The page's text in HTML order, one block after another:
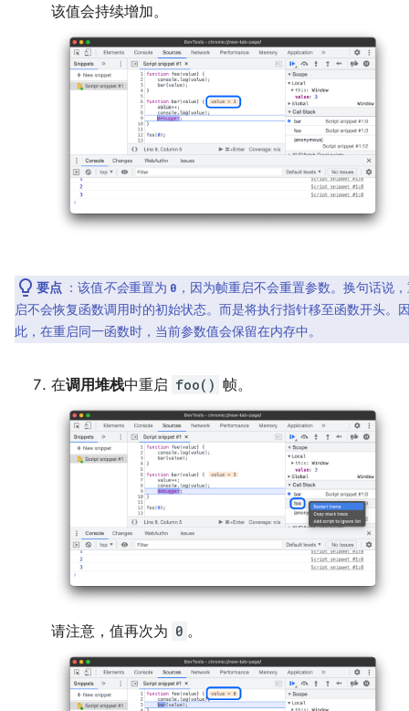
该值会持续增加。
要点 ：该值不会重置为 0 ，因为帧重启不会重置参数。换句话说
启不会恢复函数调用时的初始状态。而是将执行指针移至函数开头。
此，在重启同一函数时，当前参数值会保留在内存中。
在调用堆栈中重启 foo() 帧。
请注意，值再次为 0 。